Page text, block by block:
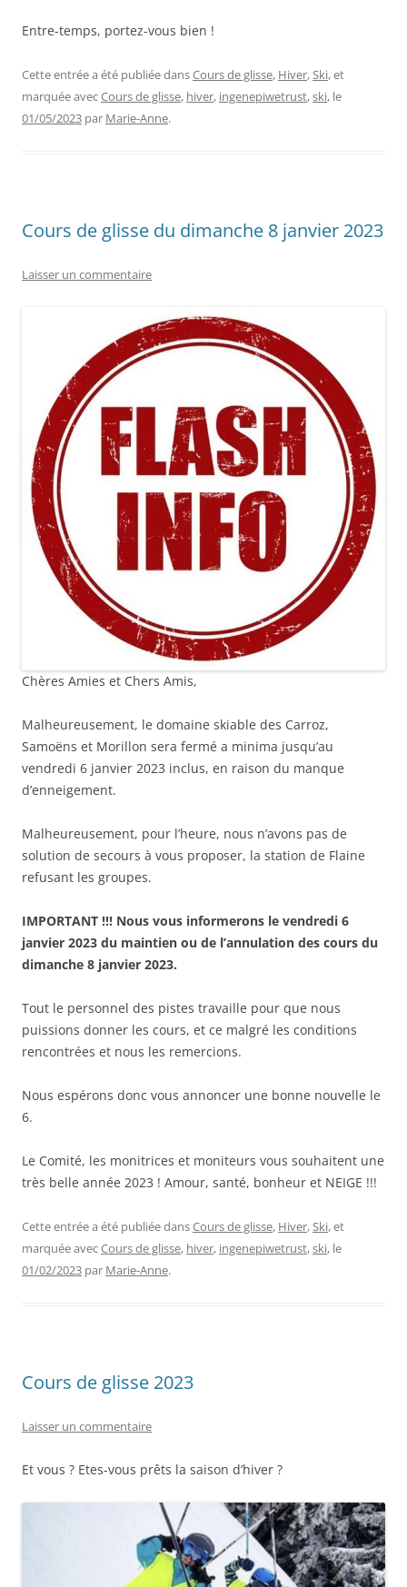
Entre-temps, portez-vous bien !
Cette entrée a été publiée dansCours de glisse, Hiver,Ski, et
marquée avecCours de glisse, hiver, ingenepiwetrust,ski, le
01/05/2023 par Marie-Anne.
Cours de glisse du dimanche 8 janvier 2023
Laisser un commentaire
Chères Amies et Chers Amis,
Malheureusement, le domaine skiable des Carroz,
Samoëns et Morillon sera fermé a minima jusqu’au
vendredi 6 janvier 2023 inclus, en raison du manque
d’enneigement.
Malheureusement, pour l’heure, nous n’avons pas de
solution de secours à vous proposer, la station de Flaine
refusant les groupes.
IMPORTANT !!! Nous vous informerons le vendredi 6
janvier 2023 du maintien ou de l’annulation des cours du
dimanche 8 janvier 2023.
Tout le personnel des pistes travaille pour que nous
puissions donner les cours, et ce malgré les conditions
rencontrées et nous les remercions.
Nous espérons donc vous annoncer une bonne nouvelle le
6.
Le Comité, les monitrices et moniteurs vous souhaitent une
très belle année 2023 ! Amour, santé, bonheur et NEIGE !!!
Cette entrée a été publiée dansCours de glisse, Hiver,Ski, et
marquée avecCours de glisse, hiver, ingenepiwetrust,ski, le
01/02/2023 par Marie-Anne.
Cours de glisse 2023
Laisser un commentaire
Et vous ? Etes-vous prêts la saison d’hiver ?